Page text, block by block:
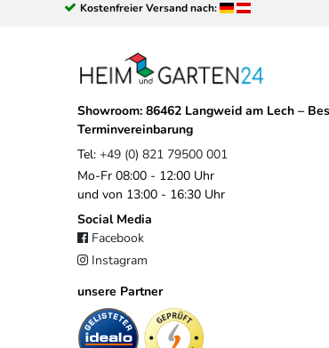
Kostenfreier Versand nach:
Showroom: 86462 Langweid am Lech –
Terminvereinbarung
Tel: +49 (0) 821 79500 001
Mo-Fr 08:00 - 12:00 Uhr
und von 13:00 - 16:30 Uhr
Social Media
Facebook
Instagram
unsere Partner